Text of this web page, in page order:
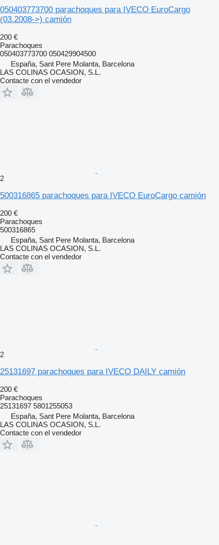
050403773700 parachoques para IVECO EuroCargo
(03.2008->) camión
200 €
Parachoques
050403773700 050429904500
España, Sant Pere Molanta, Barcelona
LAS COLINAS OCASION, S.L.
Contacte con el vendedor
2
500316865 parachoques para IVECO EuroCargo camión
200 €
Parachoques
500316865
España, Sant Pere Molanta, Barcelona
LAS COLINAS OCASION, S.L.
Contacte con el vendedor
2
25131697 parachoques para IVECO DAILY camión
200 €
Parachoques
25131697 5801255053
España, Sant Pere Molanta, Barcelona
LAS COLINAS OCASION, S.L.
Contacte con el vendedor